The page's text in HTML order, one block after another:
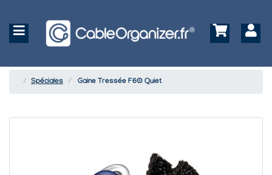
Spéciales Gaine Tressée F6® Quiet